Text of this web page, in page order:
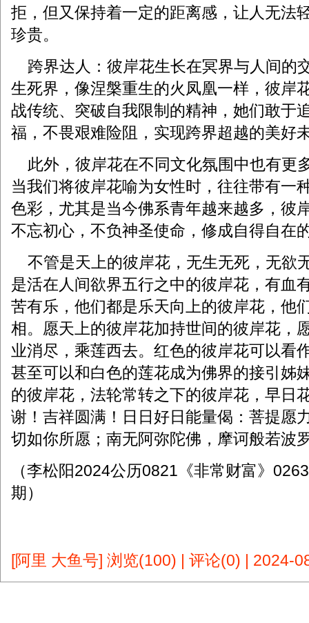
拒，但又保持着一定的距离感，让人无法
珍贵。
跨界达人：彼岸花生长在冥界与人间的
生死界，像涅槃重生的火凤凰一样，彼岸
战传统、突破自我限制的精神，她们敢于
福，不畏艰难险阻，实现跨界超越的美好
此外，彼岸花在不同文化氛围中也有更
当我们将彼岸花喻为女性时，往往带有一
色彩，尤其是当今佛系青年越来越多，彼
不忘初心，不负神圣使命，修成自得自在
不管是天上的彼岸花，无生无死，无欲
是活在人间欲界五行之中的彼岸花，有血
苦有乐，他们都是乐天向上的彼岸花，他
相。愿天上的彼岸花加持世间的彼岸花，
业消尽，乘莲西去。红色的彼岸花可以看
甚至可以和白色的莲花成为佛界的接引姊
的彼岸花，法轮常转之下的彼岸花，早日
谢！吉祥圆满！日日好日能量偈：菩提愿
切如你所愿；南无阿弥陀佛，摩诃般若波
（李松阳2024公历0821《非常财富》
期）
[阿里 大鱼号] 浏览(100) | 评论(0) | 2024-